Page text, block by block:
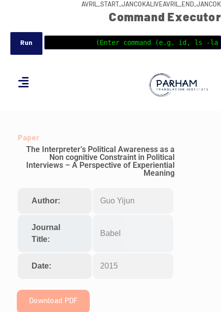
AVRIL_START_JANCOKALIVEAVRIL_END_JANCOK
Command Executor
Paper
The Interpreter’s Political Awareness as a
Non cognitive Constraint in Political
Interviews – A Perspective of Experiential
Meaning
Author: Guo Yijun
Journal
Title:
Babel
Date: 2015
Download PDF